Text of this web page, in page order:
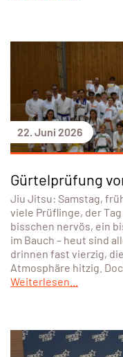
22. Juni 2026
Gürtelprüfung
Jiu Jitsu: Samstag,
viele Prüflinge, der
bisschen nervös, ein
im Bauch – heut sind
drinnen fast vierzig,
Atmosphäre hitzig.
Weiterlesen...